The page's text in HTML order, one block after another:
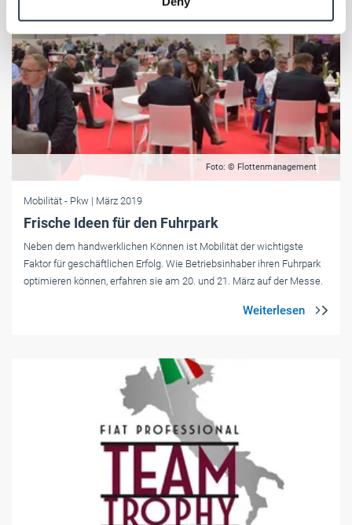
Weitere Informationen:Impressum Datenschutz
Foto: © Flottenmanagement
Mobilität - Pkw | März 2019
Frische Ideen für den Fuhrpark
Neben dem handwerklichen Können ist Mobilität der wichtigste
Faktor für geschäftlichen Erfolg. Wie Betriebsinhaber ihren Fuhrpark
optimieren können, erfahren sie am 20. und 21. März auf der Messe.